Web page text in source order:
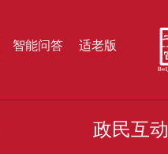
智能问答 适老版
政民互动